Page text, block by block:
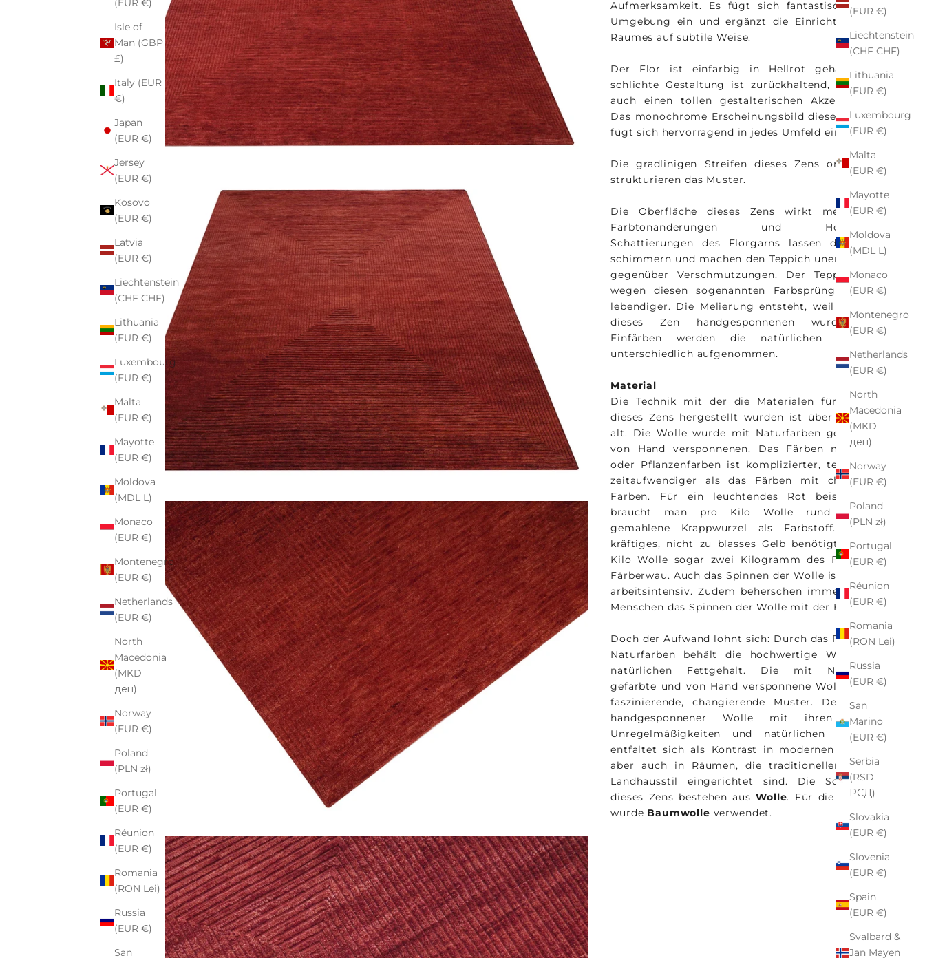
(EUR €)
Liechtenstein
(CHF CHF)
Lithuania
(EUR €)
Luxembourg
(EUR €)
Malta
(EUR €)
Mayotte
(EUR €)
Moldova
(MDL L)
Monaco
(EUR €)
Montenegro
(EUR €)
Netherlands
(EUR €)
North
Macedonia
(MKD
ден)
Norway
(EUR €)
Poland
(PLN zł)
Portugal
(EUR €)
Réunion
(EUR €)
Romania
(RON Lei)
Russia
(EUR €)
San
Marino
(EUR €)
Serbia
(RSD
РСД)
Slovakia
(EUR €)
Slovenia
(EUR €)
Spain
(EUR €)
Svalbard &
Jan Mayen
(EUR €)
Isle of
Man (GBP
£)
Italy (EUR
€)
Japan
(EUR €)
Jersey
(EUR €)
Kosovo
(EUR €)
Latvia
(EUR €)
Liechtenstein
(CHF CHF)
Lithuania
(EUR €)
Luxembourg
(EUR €)
Malta
(EUR €)
Mayotte
(EUR €)
Moldova
(MDL L)
Monaco
(EUR €)
Montenegro
(EUR €)
Netherlands
(EUR €)
North
Macedonia
(MKD
ден)
Norway
(EUR €)
Poland
(PLN zł)
Portugal
(EUR €)
Réunion
(EUR €)
Romania
(RON Lei)
Russia
(EUR €)
San
Aufmerksamkeit. Es fügt sich fantastisch in jede
Umgebung ein und ergänzt die Einrichtung eines
Raumes auf subtile Weise.
Der Flor ist einfarbig in Hellrot gehalten. Die
schlichte Gestaltung ist zurückhaltend, kann aber
auch einen tollen gestalterischen Akzent setzen.
Das monochrome Erscheinungsbild dieses Teppichs
fügt sich hervorragend in jedes Umfeld ein.
Die gradlinigen Streifen dieses Zens ordnen und
strukturieren das Muster.
Die Oberfläche dieses Zens wirkt meliert. Die
Farbtonänderungen und Hell-Dunkel-
Schattierungen des Florgarns lassen die Farben
schimmern und machen den Teppich unempfindlich
gegenüber Verschmutzungen. Der Teppich wirkt
wegen diesen sogenannten Farbsprünge Abrasch
lebendiger. Die Melierung entsteht, weil die Wolle
dieses Zen handgesponnenen wurde. Beim
Einfärben werden die natürlichen Farbstoffe
unterschiedlich aufgenommen.
Material
Die Technik mit der die Materialen für den Flor
dieses Zens hergestellt wurden ist über 200 Jahre
alt. Die Wolle wurde mit Naturfarben gefärbt und
von Hand versponnenen. Das Färben mit Natur-
oder Pflanzenfarben ist komplizierter, teuerer und
zeitaufwendiger als das Färben mit chemischen
Farben. Für ein leuchtendes Rot beispielsweise
braucht man pro Kilo Wolle rund ein Kilo
gemahlene Krappwurzel als Farbstoff. Für ein
kräftiges, nicht zu blasses Gelb benötigt man pro
Kilo Wolle sogar zwei Kilogramm des Farbstoffes
Färberwau. Auch das Spinnen der Wolle ist zeit- und
arbeitsintensiv. Zudem beherschen immer weniger
Menschen das Spinnen der Wolle mit der Hand.
Doch der Aufwand lohnt sich: Durch das Färben mit
Naturfarben behält die hochwertige Wolle ihren
natürlichen Fettgehalt. Die mit Naturfarben
gefärbte und von Hand versponnene Wolle erzeugt
faszinierende, changierende Muster. Der Charme
handgesponnener Wolle mit ihren leichten
Unregelmäßigkeiten und natürlichen Farbtönen
entfaltet sich als Kontrast in modernen Interieurs
aber auch in Räumen, die traditioneller oder im
Landhausstil eingerichtet sind. Die Schussfäden
dieses Zens bestehen ausWolle. Für die Kettfäden
wurde Baumwolle verwendet.